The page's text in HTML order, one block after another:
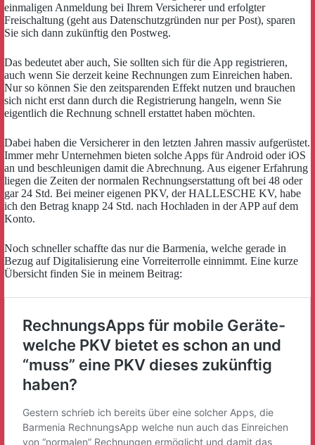
einmaligen Anmeldung bei Ihrem Versicherer und erfolgter
Freischaltung (geht aus Datenschutzgründen nur per Post), sparen
Sie sich dann zukünftig den Postweg.
Das bedeutet aber auch, Sie sollten sich für die App registrieren,
auch wenn Sie derzeit keine Rechnungen zum Einreichen haben.
Nur so können Sie den zeitsparenden Effekt nutzen und brauchen
sich nicht erst dann durch die Registrierung hangeln, wenn Sie
eigentlich die Rechnung schnell erstattet haben möchten.
Dabei haben die Versicherer in den letzten Jahren massiv aufgerüstet.
Immer mehr Unternehmen bieten solche Apps für Android oder iOS
an und beschleunigen damit die Abrechnung. Aus eigener Erfahrung
liegen die Zeiten der normalen Rechnungserstattung oft bei 48 oder
gar 24 Std. Bei meiner eigenen PKV, der HALLESCHE KV, habe
ich den Betrag knapp 24 Std. nach Hochladen in der APP auf dem
Konto.
Noch schneller schaffte das nur die Barmenia, welche gerade in
Bezug auf Digitalisierung eine Vorreiterrolle einnimmt. Eine kurze
Übersicht finden Sie in meinem Beitrag: